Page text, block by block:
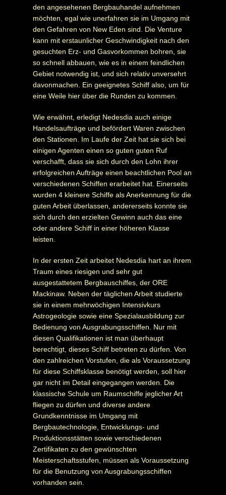
den angesehenen Bergbauhandel aufnehmen
möchten, egal wie unerfahren sie im Umgang mit
den Gefahren von New Eden sind. Die Venture
kann mit erstaunlicher Geschwindigkeit nach den
gesuchten Erz- und Gasvorkommen bohren, sie
so schnell abbauen, wie es in einem feindlichen
Gebiet notwendig ist, und sich relativ unversehrt
davonmachen. Ein geeignetes Schiff also, um für
eine Weile hier über die Runden zu kommen.
Wie erwähnt, erledigt Nedesdia auch einige
Handelsaufträge und befördert Waren zwischen
den Stationen. Im Laufe der Zeit hat sie sich bei
einigen Agenten einen so guten guten Ruf
verschafft, dass sie sich durch den Lohn ihrer
erfolgreichen Aufträge einen beachtlichen Pool an
verschiedenen Schiffen erarbeitet hat. Einerseits
wurden 4 kleinere Schiffe als Anerkennung für die
guten Arbeit überlassen, andererseits konnte sie
sich durch den erzielten Gewinn auch das eine
oder andere Schiff in einer höheren Klasse
leisten.
In der ersten Zeit arbeitet Nedesdia hart an ihrem
Traum eines riesigen und sehr gut
ausgestattetem Bergbauschiffes, der ORE
Mackinaw. Neben der täglichen Arbeit studierte
sie in einem mehrwöchigen Intensivkurs
Astrogeologie sowie eine Spezialausbildung zur
Bedienung von Ausgrabungsschiffen. Nur mit
diesen Qualifikationen ist man überhaupt
berechtigt, dieses Schiff betreten zu dürfen. Von
den zahlreichen Vorstufen, die als Voraussetzung
für diese Schiffsklasse benötigt werden, soll hier
gar nicht im Detail eingegangen werden. Die
klassische Schule um Raumschiffe jeglicher Art
fliegen zu dürfen und diverse andere
Grundkenntnisse im Umgang mit
Bergbautechnologie, Entwicklungs- und
Produktionsstätten sowie verschiedenen
Zertifikaten zu den gewünschten
Meisterschaftsstufen, müssen als Voraussetzung
für die Benutzung von Ausgrabungsschiffen
vorhanden sein.